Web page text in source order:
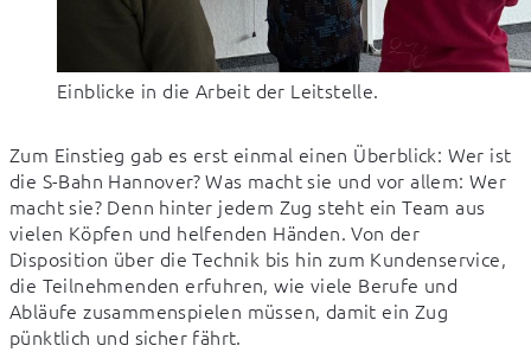
Einblicke in die Arbeit der Leitstelle.
Zum Einstieg gab es erst einmal einen Überblick: Wer ist
die S-Bahn Hannover? Was macht sie und vor allem: Wer
macht sie? Denn hinter jedem Zug steht ein Team aus
vielen Köpfen und helfenden Händen. Von der
Disposition über die Technik bis hin zum Kundenservice,
die Teilnehmenden erfuhren, wie viele Berufe und
Abläufe zusammenspielen müssen, damit ein Zug
pünktlich und sicher fährt.